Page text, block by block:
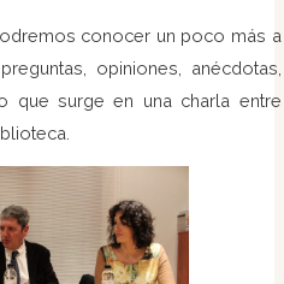
conocer un poco más a
opiniones, anécdotas,
que surge en una charla entre